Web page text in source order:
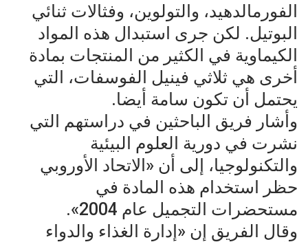
الفورمالدهيد، والتولوين، وفثالات ثنائي
البوتيل. لكن جرى استبدال هذه المواد
الكيماوية في الكثير من المنتجات بمادة
أخرى هي ثلاثي فينيل الفوسفات، التي
يحتمل أن تكون سامة أيضا.
وأشار فريق الباحثين في دراستهم التي
نشرت في دورية العلوم البيئية
والتكنولوجيا، إلى أن «الاتحاد الأوروبي
حظر استخدام هذه المادة في
مستحضرات التجميل عام 2004».
وقال الفريق إن «إدارة الغذاء والدواء